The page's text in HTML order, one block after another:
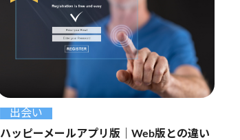
出会い
ハッピーメールアプリ版｜Web版との違い